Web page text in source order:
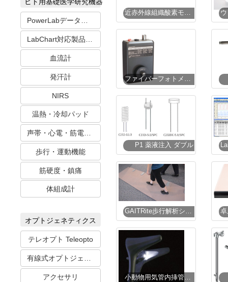
PowerLabデータ収録システム
血流計
発汗計
NIRS
温熱・冷却パッド
歩行・運動機能
筋硬度・鎮痛
体組成計
オプトジェネティクス
テレオプト Teleopto
アクセサリ
近赤外線組織酸素モニタ装置 PocketNIRS Duo / HM
ファイバーフォトメトリーシステム
P1 薬液注入 ダブル
GAITRite歩行解析システム
小動物用気管内挿管器【販売終了】